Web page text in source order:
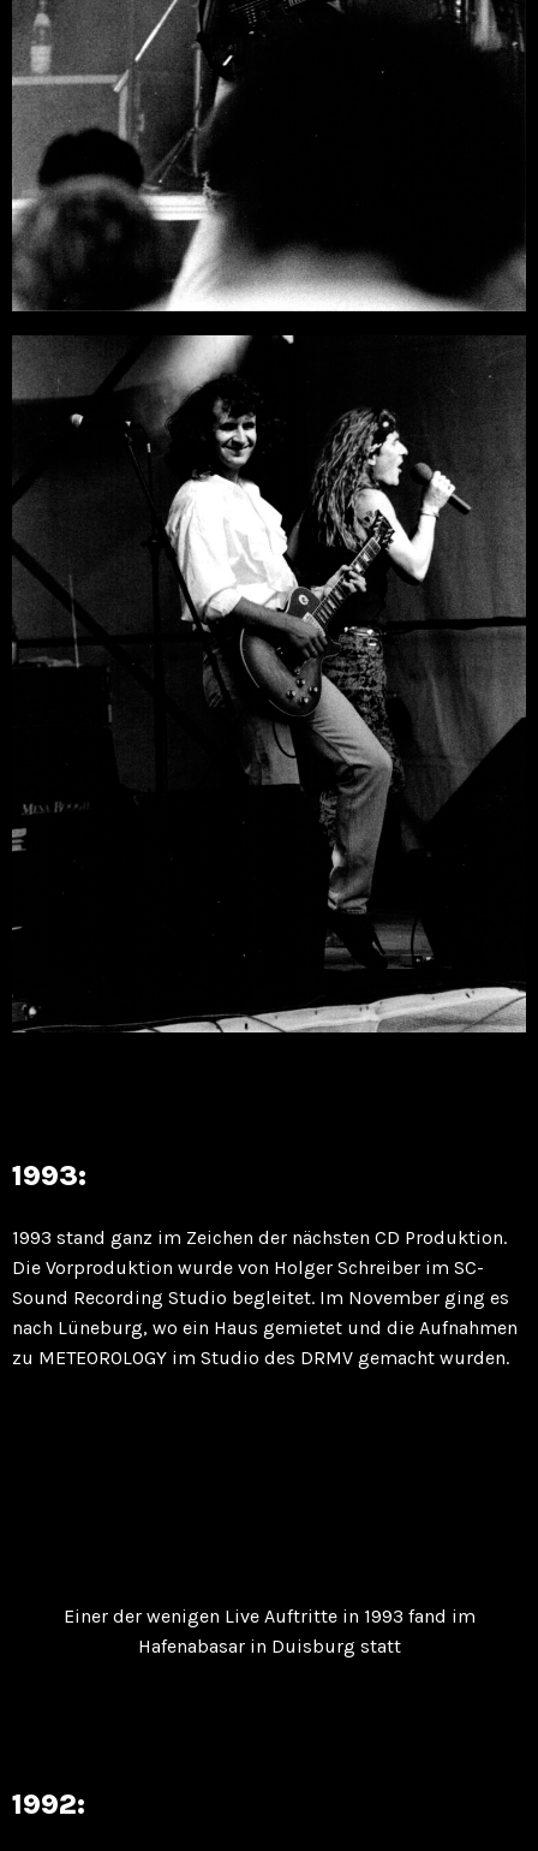
1993:
1993 stand ganz im Zeichen der nächsten CD Produktion.
Die Vorproduktion wurde von Holger Schreiber im SC-
Sound Recording Studio begleitet. Im November ging es
nach Lüneburg, wo ein Haus gemietet und die Aufnahmen
zu METEOROLOGY im Studio des DRMV gemacht wurden.
Einer der wenigen Live Auftritte in 1993 fand im
Hafenabasar in Duisburg statt
1992: